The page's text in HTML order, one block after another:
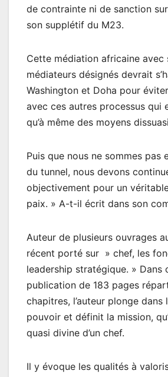
de contrainte ni de sanction
son supplétif du M23.
Cette médiation africaine avec
médiateurs désignés devrait
Washington et Doha pour
avec ces autres processus qui
qu’à même des moyens
Puis que nous ne sommes pas
du tunnel, nous devons
objectivement pour un
paix. » A-t-il écrit dans son
Auteur de plusieurs ouvrages
récent porté sur » chef, les
leadership stratégique. » Dans
publication de 183 pages
chapitres, l’auteur plonge dans
pouvoir et définit la mission,
quasi divine d’un chef.
Il y évoque les qualités à